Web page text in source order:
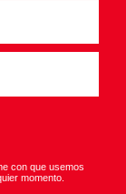
con que usemos
momento.